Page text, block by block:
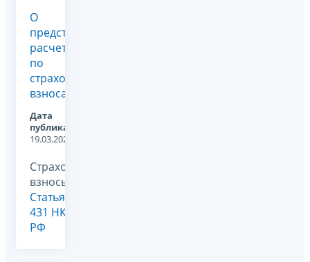
О
представлении
расчетов
по
страховым
взносам
Дата
публикации:
19.03.2026
Страховые
взносы,
Статья
431 НК
РФ